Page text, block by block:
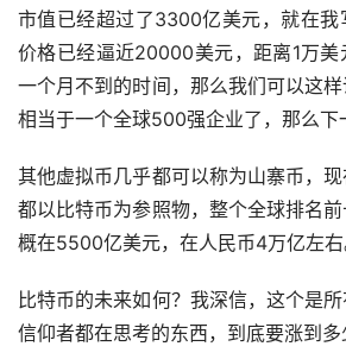
市值已经超过了3300亿美元，就在我
价格已经逼近20000美元，距离1万美
一个月不到的时间，那么我们可以这
相当于一个全球500强企业了，那么下
其他虚拟币几乎都可以称为山寨币，
都以比特币为参照物，整个全球排名
概在5500亿美元，在人民币4万亿左右
比特币的未来如何？我深信，这个是
信仰者都在思考的东西，到底要涨到多